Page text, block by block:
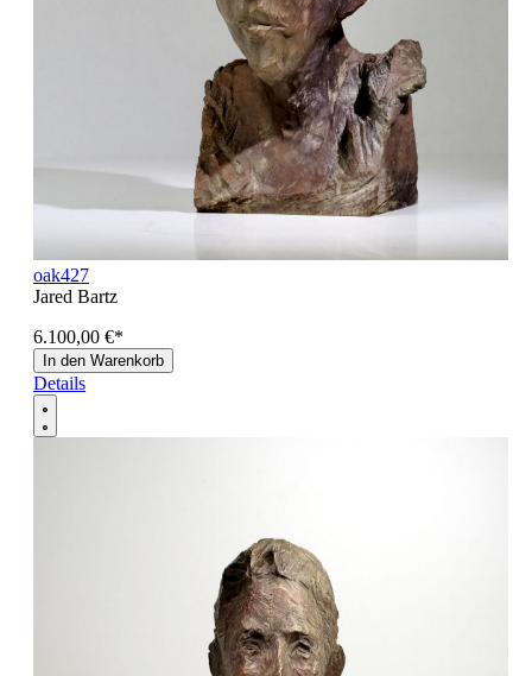
oak427
Jared Bartz
6.100,00 €*
In den Warenkorb
Details